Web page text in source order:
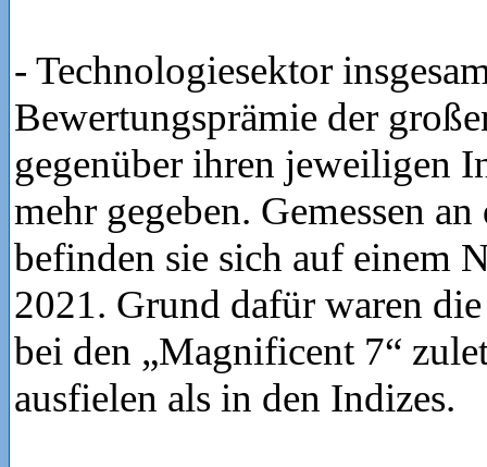
- Technologiesektor
Bewertungsprämie der
gegenüber ihren jeweiligen
mehr gegeben. Gemessen
befinden sie sich auf einem
2021. Grund dafür waren
bei den „Magnificent 7“
ausfielen als in den Indizes.